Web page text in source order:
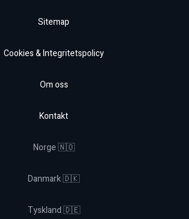
Sitemap
Cookies & Integritetspolicy
Om oss
Kontakt
Norge 🇳🇴
Danmark 🇩🇰
Tyskland 🇩🇪